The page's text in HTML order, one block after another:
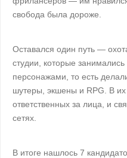
свобода была дороже.
Оставался один путь —
студии, которые
персонажами, то есть
шутеры, экшены и RPG. В их
ответственных за лица, и
сетях.
В итоге нашлось 7